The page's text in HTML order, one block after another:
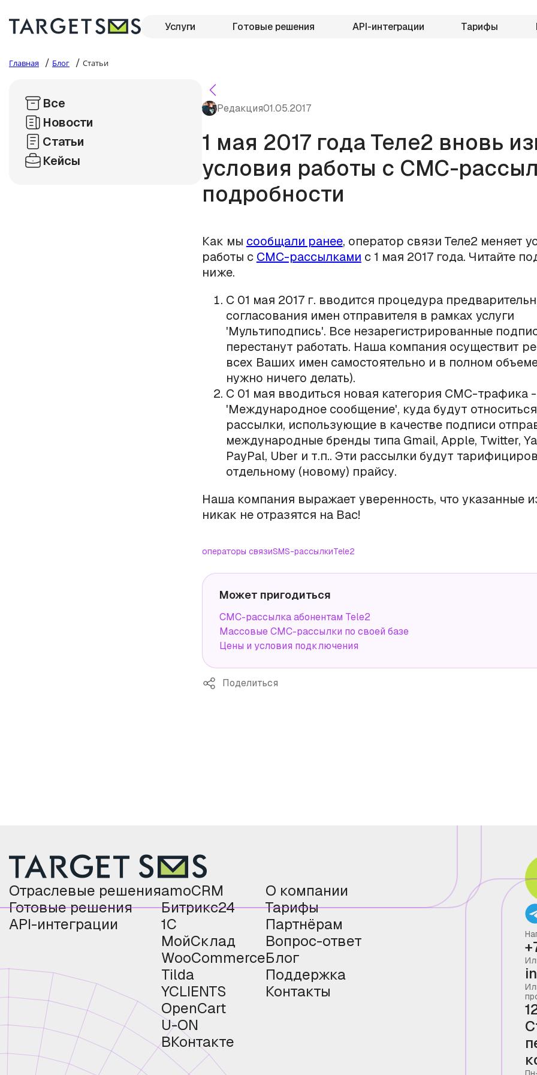
Услуги Готовые решения API-интеграции Тарифы
Главная / Блог / Статьи
Все
Новости
Статьи
Кейсы
Редакция01.05.2017
1 мая 2017 года Теле2 вновь
условия работы с СМС-
подробности
Как мы сообщали ранее, оператор связи Теле2 меняет
работы с СМС-рассылками с 1 мая 2017 года. Читайте
ниже.
С 01 мая 2017 г. вводится процедура
согласования имен отправителя в рамках услуги
'Мультиподпись'. Все незарегистрированные
перестанут работать. Наша компания осуществит
всех Ваших имен самостоятельно и в полном
нужно ничего делать).
С 01 мая вводиться новая категория СМС-трафика -
'Международное сообщение', куда будут
рассылки, использующие в качестве подписи
международные бренды типа Gmail, Apple, Twitter,
PayPal, Uber и т.п.. Эти рассылки будут
отдельному (новому) прайсу.
Наша компания выражает уверенность, что указанные
никак не отразятся на Вас!
операторы связиSMS-рассылкиTele2
Может пригодиться
СМС-рассылка абонентам Tele2
Массовые СМС-рассылки по своей базе
Цены и условия подключения
Поделиться
Отраслевые решения
Готовые решения
API-интеграции
amoCRM
Битрикс24
1С
МойСклад
WooCommerce
Tilda
YCLIENTS
OpenCart
U-ON
ВКонтакте
О компании
Тарифы
Партнёрам
Вопрос-ответ
Блог
Поддержка
Контакты